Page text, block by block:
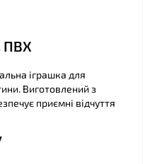
ПВХ
іграшка для
Виготовлений з
приємні відчуття